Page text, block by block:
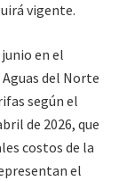
vigente.
en el
del Norte
según el
de 2026, que
costos de la
el